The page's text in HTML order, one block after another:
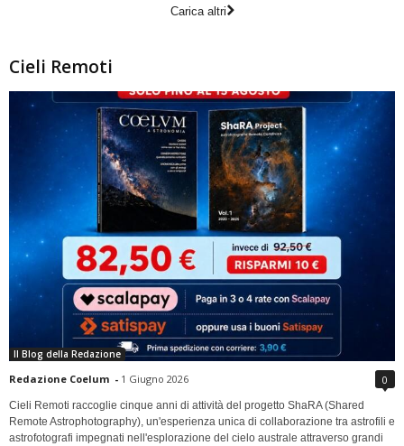
Carica altri
Cieli Remoti
Il Blog della Redazione
Redazione Coelum - 1 Giugno 2026 0
Cieli Remoti raccoglie cinque anni di attività del progetto ShaRA (Shared
Remote Astrophotography), un'esperienza unica di collaborazione tra astrofili e
astrofotografi impegnati nell'esplorazione del cielo australe attraverso grandi